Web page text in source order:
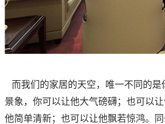
而我们的家居的天空，唯一不同的是
景象，你可以让他大气磅礴；也可以
他简单清新；也可以让他飘若惊鸿。